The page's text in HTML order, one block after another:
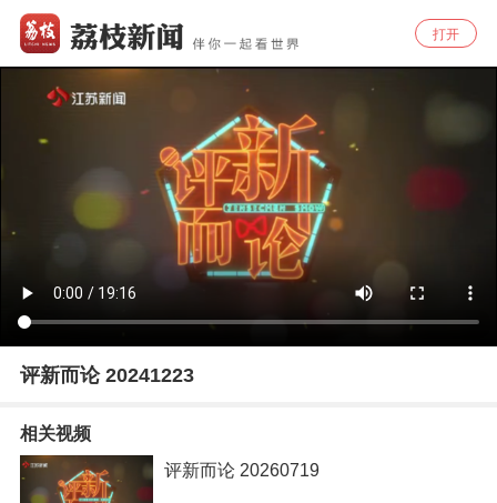
打开
评新而论 20241223
相关视频
评新而论 20260719